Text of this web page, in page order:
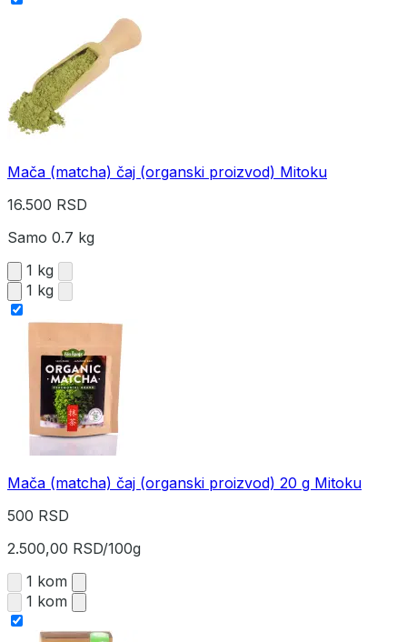
Mača (matcha) čaj (organski proizvod) Mitoku
16.500 RSD
Samo 0.7 kg
1 kg
1 kg
Mača (matcha) čaj (organski proizvod) 20 g Mitoku
500 RSD
2.500,00 RSD/100g
1 kom
1 kom